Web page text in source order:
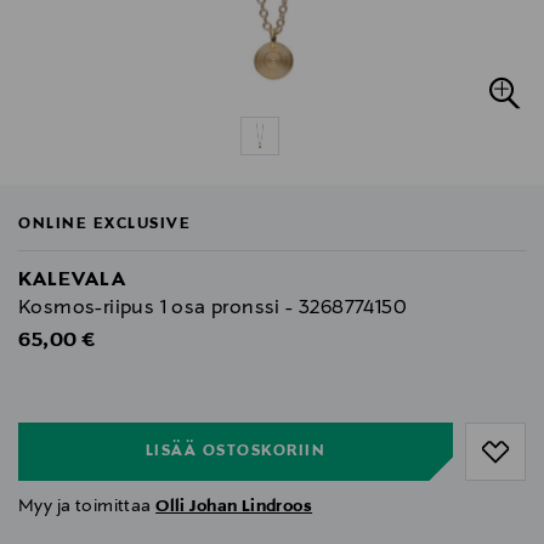
ONLINE EXCLUSIVE
KALEVALA
Kosmos-riipus 1 osa pronssi - 3268774150
Original Price
65,00 €
LISÄÄ OSTOSKORIIN
Myy ja toimittaaOlli Johan Lindroos